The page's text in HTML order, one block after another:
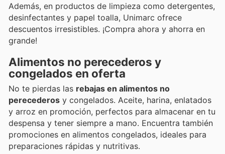
Además, en productos de limpieza como detergentes,
desinfectantes y papel toalla, Unimarc ofrece
descuentos irresistibles. ¡Compra ahora y ahorra en
grande!
Alimentos no perecederos y
congelados en oferta
No te pierdas las rebajas en alimentos no
perecederos y congelados. Aceite, harina, enlatados
y arroz en promoción, perfectos para almacenar en tu
despensa y tener siempre a mano. Encuentra también
promociones en alimentos congelados, ideales para
preparaciones rápidas y nutritivas.